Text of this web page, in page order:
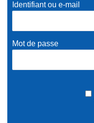
Identifiant ou e-mail
Mot de passe